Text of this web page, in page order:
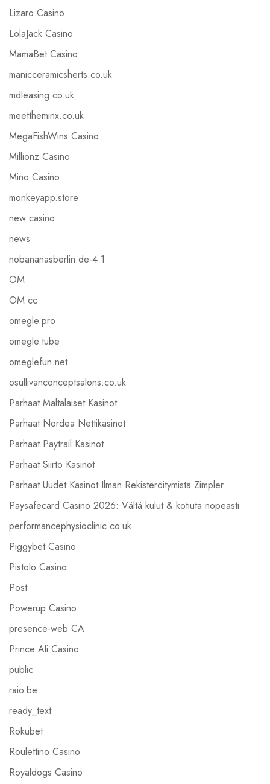
Lizaro Casino
LolaJack Casino
MamaBet Casino
manicceramicsherts.co.uk
mdleasing.co.uk
meettheminx.co.uk
MegaFishWins Casino
Millionz Casino
Mino Casino
monkeyapp.store
new casino
news
nobananasberlin.de-4 1
OM
OM cc
omegle.pro
omegle.tube
omeglefun.net
osullivanconceptsalons.co.uk
Parhaat Maltalaiset Kasinot
Parhaat Nordea Nettikasinot
Parhaat Paytrail Kasinot
Parhaat Siirto Kasinot
Parhaat Uudet Kasinot Ilman Rekisteröitymistä Zimpler
Paysafecard Casino 2026: Vältä kulut & kotiuta nopeasti
performancephysioclinic.co.uk
Piggybet Casino
Pistolo Casino
Post
Powerup Casino
presence-web CA
Prince Ali Casino
public
raio.be
ready_text
Rokubet
Roulettino Casino
Royaldogs Casino